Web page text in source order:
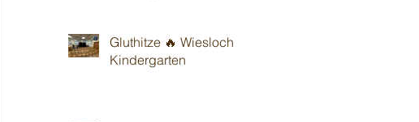
Gluthitze 🔥 Wiesloch -
Kindergarten